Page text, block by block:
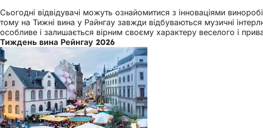
Сьогодні відвідувачі можуть ознайомитися з інноваціями
тому на Тижні вина у Райнгау завжди відбуваються музичні
особливе і залишається вірним своєму характеру веселого і
Тиждень вина Рейнгау 2026